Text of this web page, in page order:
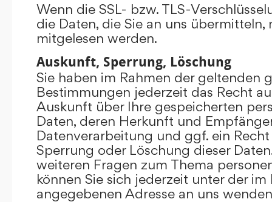
Wenn die SSL- bzw. TLS-
die Daten, die Sie an uns
mitgelesen werden.
Auskunft, Sperrung, Löschung
Sie haben im Rahmen der geltenden
Bestimmungen jederzeit das Recht
Auskunft über Ihre gespeicherten
Daten, deren Herkunft und
Datenverarbeitung und ggf. ein
Sperrung oder Löschung dieser
weiteren Fragen zum Thema
können Sie sich jederzeit unter der im
angegebenen Adresse an uns